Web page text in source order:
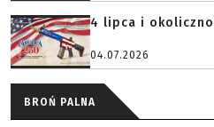
4 lipca i
04.07.2026
BROŃ PALNA